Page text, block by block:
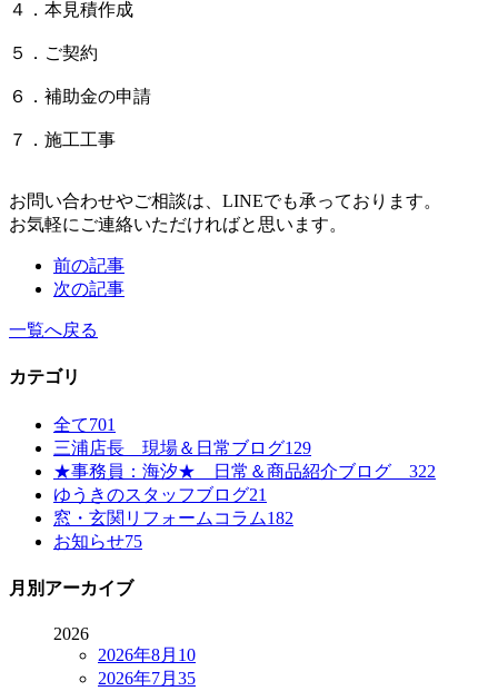
４．本見積作成
５．ご契約
６．補助金の申請
７．施工工事
お問い合わせやご相談は、LINEでも承っております。
お気軽にご連絡いただければと思います。
前の記事
次の記事
一覧へ戻る
カテゴリ
全て701
三浦店長 現場＆日常ブログ129
★事務員：海汐★ 日常＆商品紹介ブログ 322
ゆうきのスタッフブログ21
窓・玄関リフォームコラム182
お知らせ75
月別アーカイブ
2026
2026年8月 10
2026年7月 35